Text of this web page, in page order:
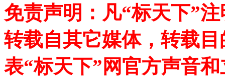
免责声明：凡“标天下”
转载自其它媒体，转载
表“标天下”网官方声音